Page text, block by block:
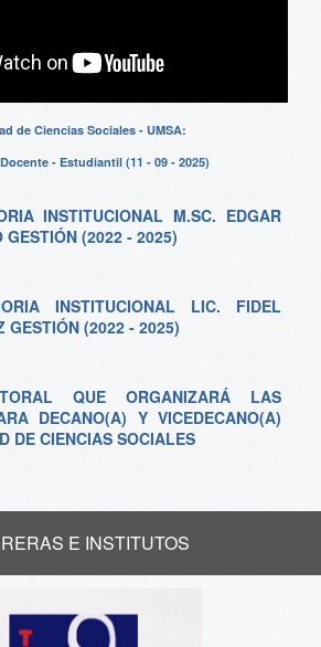
de Ciencias Sociales - UMSA:
- Estudiantil (11 - 09 - 2025)
INSTITUCIONAL M.SC. EDGAR
GESTIÓN (2022 - 2025)
INSTITUCIONAL LIC. FIDEL
GESTIÓN (2022 - 2025)
QUE ORGANIZARÁ LAS
DECANO(A) Y VICEDECANO(A)
DE CIENCIAS SOCIALES
E INSTITUTOS